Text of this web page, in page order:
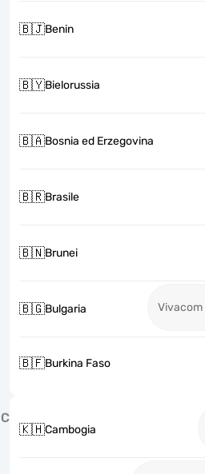
🇧🇯Benin
🇧🇾Bielorussia
🇧🇦Bosnia ed Erzegovina
🇧🇷Brasile
🇧🇳Brunei
🇧🇬Bulgaria Vivacom
🇧🇫Burkina Faso
C
🇰🇭Cambogia